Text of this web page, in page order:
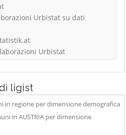
Urbistat su dati
Urbistat
ligist
in regione per dimensione demografica
in AUSTRIA per dimensione